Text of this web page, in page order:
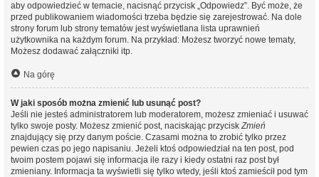
aby odpowiedzieć w temacie, nacisnąć przycisk „Odpowiedz”. Być może, że
przed publikowaniem wiadomości trzeba będzie się zarejestrować. Na dole
strony forum lub strony tematów jest wyświetlana lista uprawnień
użytkownika na każdym forum. Na przykład: Możesz tworzyć nowe tematy,
Możesz dodawać załączniki itp.
Na górę
W jaki sposób można zmienić lub usunąć post?
Jeśli nie jesteś administratorem lub moderatorem, możesz zmieniać i usuwać
tylko swoje posty. Możesz zmienić post, naciskając przyciskZmień
znajdujący się przy danym poście. Czasami można to zrobić tylko przez
pewien czas po jego napisaniu. Jeżeli ktoś odpowiedział na ten post, pod
twoim postem pojawi się informacja ile razy i kiedy ostatni raz post był
zmieniany. Informacja ta wyświetli się tylko wtedy, jeśli ktoś zamieścił pod tym